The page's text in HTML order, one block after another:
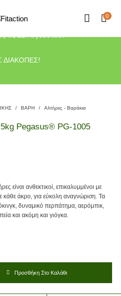
κλειστό λόγω διακοπών από τις 10
τις 21 Αυγούστου.
ΔΙΑΚΟΠΕΣ!
0
/ ΒΑΡΗ / Αλτήρες - Βαράκια
Pegasus® PG-1005
είναι ανθεκτικοί, επικαλυμμένοι με
κάθε άκρο, για εύκολη αναγνώριση. Τα
δυναμικό περπάτημα, αερόμπικ,
και ακόμη και γιόγκα.
Προσθήκη Στο Καλάθι